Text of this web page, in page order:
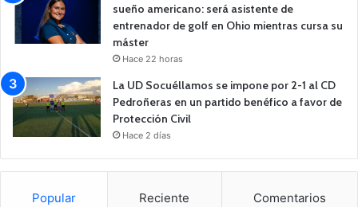
sueño americano: será asistente de
entrenador de golf en Ohio mientras cursa su
máster
Hace 22 horas
La UD Socuéllamos se impone por 2-1 al CD
Pedroñeras en un partido benéfico a favor de
Protección Civil
Hace 2 días
Popular Reciente Comentarios